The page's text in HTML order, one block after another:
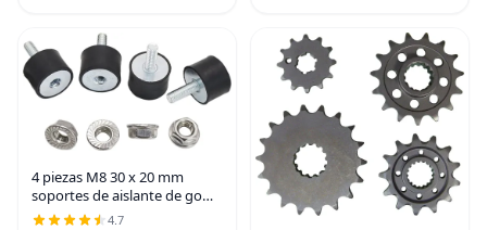
4 piezas M8 30 x 20 mm
soportes de aislante de goma
con un solo perno
4.7